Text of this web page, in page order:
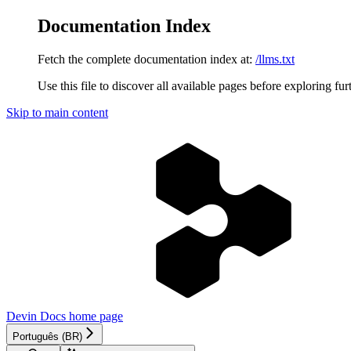
Documentation Index
Fetch the complete documentation index at: /llms.txt
Use this file to discover all available pages before exploring
Skip to main content
Devin Docs home page
Português (BR)